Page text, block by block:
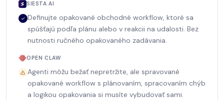
SIESTA AI
Definujte opakované obchodné workflow, ktoré sa
spúšťajú podľa plánu alebo v reakcii na udalosti. Bez
nutnosti ručného opakovaného zadávania.
OPEN CLAW
Agenti môžu bežať nepretržite, ale spravované
opakované workflow s plánovaním, spracovaním chýb
a logikou opakovania si musíte vybudovať sami.